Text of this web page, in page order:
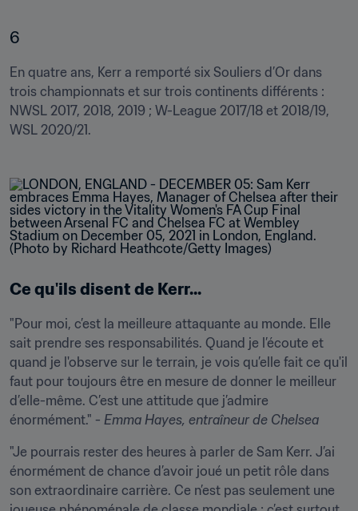
6
En quatre ans, Kerr a remporté six Souliers d’Or dans
trois championnats et sur trois continents différents :
NWSL 2017, 2018, 2019 ; W-League 2017/18 et 2018/19,
WSL 2020/21.
Ce qu'ils disent de Kerr...
"Pour moi, c’est la meilleure attaquante au monde. Elle
sait prendre ses responsabilités. Quand je l’écoute et
quand je l'observe sur le terrain, je vois qu’elle fait ce qu'il
faut pour toujours être en mesure de donner le meilleur
d’elle-même. C’est une attitude que j’admire
énormément." - Emma Hayes, entraîneur de Chelsea
"Je pourrais rester des heures à parler de Sam Kerr. J’ai
énormément de chance d’avoir joué un petit rôle dans
son extraordinaire carrière. Ce n’est pas seulement une